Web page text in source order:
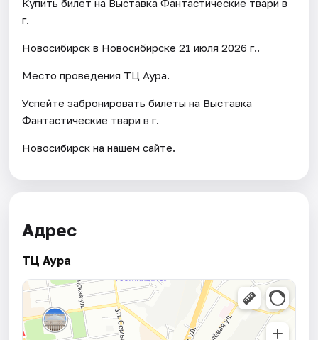
Купить билет на Выставка Фантастические твари в
г.
Новосибирск в Новосибирске 21 июля 2026 г..
Место проведения ТЦ Аура.
Успейте забронировать билеты на Выставка
Фантастические твари в г.
Новосибирск на нашем сайте.
Адрес
ТЦ Аура